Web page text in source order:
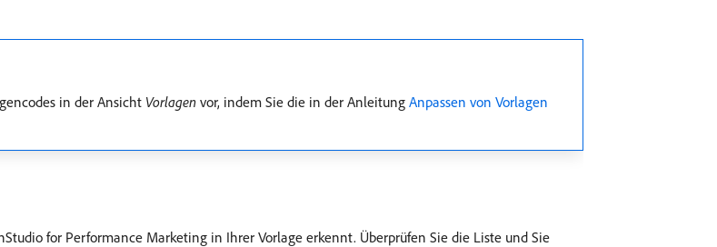
in der Ansicht Vorlagen vor, indem Sie die in der Anleitung Anpassen von Vorlagen
for Performance Marketing in Ihrer Vorlage erkennt. Überprüfen Sie die Liste und Sie